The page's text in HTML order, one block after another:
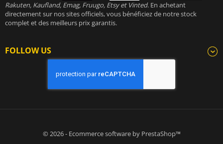
Rakuten, Kaufland, Emag, Fruugo, Etsy et Vinted. En achetant
directement sur nos sites officiels, vous bénéficiez de notre stock
complet et des meilleurs prix garantis.
FOLLOW US
© 2026 - Ecommerce software by PrestaShop™